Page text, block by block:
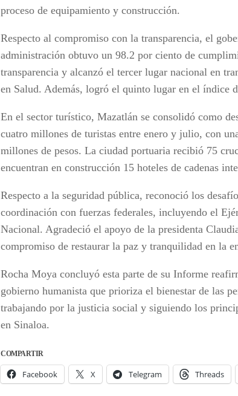
proceso de equipamiento y construcción.
Respecto al compromiso con la transparencia, el
administración obtuvo un 98.2 por ciento de
transparencia y alcanzó el tercer lugar nacional en
en Salud. Además, logró el quinto lugar en el índice
En el sector turístico, Mazatlán se consolidó como
cuatro millones de turistas entre enero y julio, con
millones de pesos. La ciudad portuaria recibió 75
encuentran en construcción 15 hoteles de cadenas
Respecto a la seguridad pública, reconoció los
coordinación con fuerzas federales, incluyendo el
Nacional. Agradeció el apoyo de la presidenta
compromiso de restaurar la paz y tranquilidad en la
Rocha Moya concluyó esta parte de su Informe
gobierno humanista que prioriza el bienestar de las
trabajando por la justicia social y siguiendo los
en Sinaloa.
COMPARTIR
Facebook X Telegram Threads